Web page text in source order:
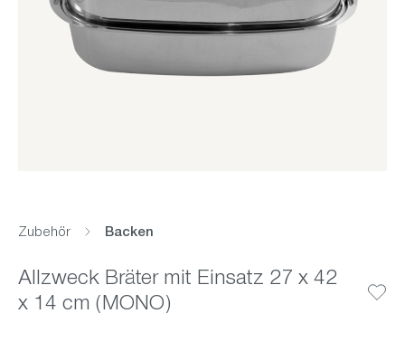
Zubehör Backen
Allzweck Bräter mit Einsatz 27 x 42
x 14 cm (MONO)